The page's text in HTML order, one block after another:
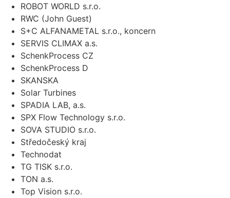
ROBOT WORLD s.r.o.
RWC (John Guest)
S+C ALFANAMETAL s.r.o., koncern
SERVIS CLIMAX a.s.
SchenkProcess CZ
SchenkProcess D
SKANSKA
Solar Turbines
SPADIA LAB, a.s.
SPX Flow Technology s.r.o.
SOVA STUDIO s.r.o.
Středočeský kraj
Technodat
TG TISK s.r.o.
TON a.s.
Top Vision s.r.o.